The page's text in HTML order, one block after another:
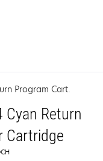
Program Cart.
Cyan Return
Cartridge